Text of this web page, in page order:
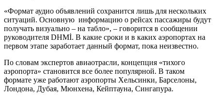
«Формат аудио объявлений сохранится лишь для нескольких
ситуаций. Основную информацию о рейсах пассажиры будут
получать визуально – на табло», – говорится в сообщении
руководителя DHMİ. В какие сроки и в каких аэропортах на
первом этапе заработает данный формат, пока неизвестно.
По словам экспертов авиаотрасли, концепция «тихого
аэропорта» становится все более популярной. В таком
формате уже работают аэропорты Хельсинки, Барселоны,
Лондона, Дубая, Мюнхена, Кейптауна, Сингапура.